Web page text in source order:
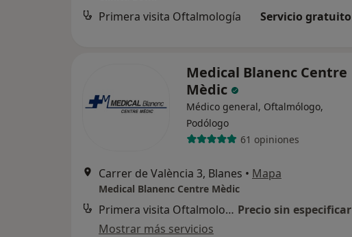
Primera visita Oftalmología Servicio gratuito
Medical Blanenc Centre
Mèdic
Médico general, Oftalmólogo,
Podólogo
61 opiniones
Carrer de València 3, Blanes • Mapa
Medical Blanenc Centre Mèdic
Primera visita Oftalmología Precio sin especificar
Mostrar más servicios